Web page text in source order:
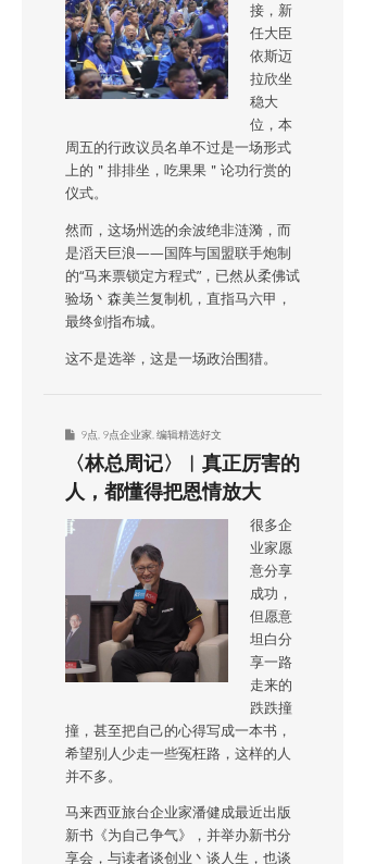
接，新
任大臣
依斯迈
拉欣坐
稳大
位，本
周五的行政议员名单不过是一场形式
上的＂排排坐，吃果果＂论功行赏的
仪式。
然而，这场州选的余波绝非涟漪，而
是滔天巨浪——国阵与国盟联手炮制
的“马来票锁定方程式”，已然从柔佛试
验场丶森美兰复制机，直指马六甲，
最终剑指布城。
这不是选举，这是一场政治围猎。
9点 9点企业家 编辑精选好文
〈林总周记〉︱真正厉害的
人，都懂得把恩情放大
很多企
业家愿
意分享
成功，
但愿意
坦白分
享一路
走来的
跌跌撞
撞，甚至把自己的心得写成一本书，
希望别人少走一些冤枉路，这样的人
并不多。
马来西亚旅台企业家潘健成最近出版
新书《为自己争气》，并举办新书分
享会，与读者谈创业丶谈人生，也谈